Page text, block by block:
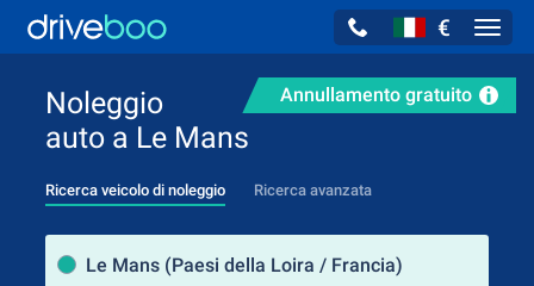
€
Annullamento gratuito
Noleggio
auto a Le Mans
Ricerca veicolo di noleggio Ricerca avanzata
Le Mans (Paesi della Loira / Francia)